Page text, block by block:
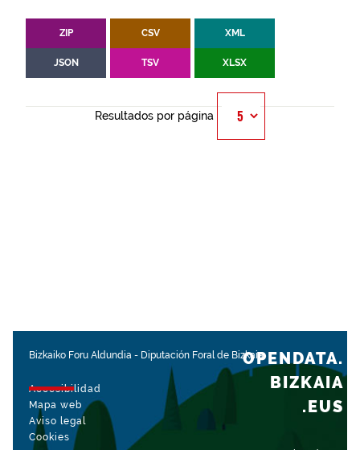
ZIP CSV XML
JSON TSV XLSX
Resultados por página
Bizkaiko Foru Aldundia - Diputación Foral de Bizkaia
Accesibilidad
Mapa web
Aviso legal
Cookies
OPENDATA.
BIZKAIA
.EUS